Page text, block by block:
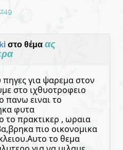
στο θέμα ας
για ψαρεμα στον
στο ιχθυοτροφειο
πανω ειναι το
φυτα
πρακτικερ , ωραια
πιο οικονομικα
το θεμα